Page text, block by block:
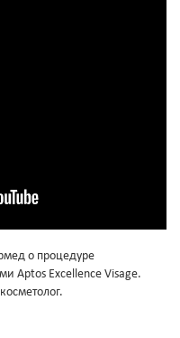
о процедуре
Aptos Excellence Visage.